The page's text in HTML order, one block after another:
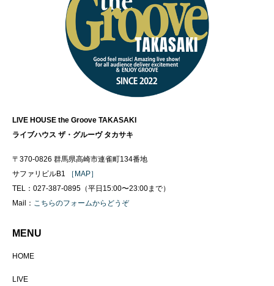
LIVE HOUSE the Groove TAKASAKI
ライブハウス ザ・グルーヴ タカサキ
〒370-0826 群馬県高崎市連雀町134番地
サファリビルB1 ［MAP］
TEL：027-387-0895（平日15:00〜23:00まで）
Mail： こちらのフォームからどうぞ
MENU
HOME
LIVE